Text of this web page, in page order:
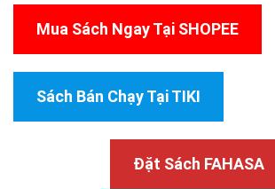
Mua Sách Ngay Tại SHOPEE
Sách Bán Chạy Tại TIKI
Đặt Sách FAHASA